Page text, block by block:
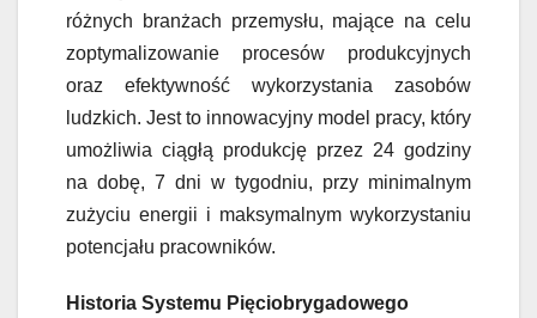
różnych branżach przemysłu, mające na celu
zoptymalizowanie procesów produkcyjnych
oraz efektywność wykorzystania zasobów
ludzkich. Jest to innowacyjny model pracy, który
umożliwia ciągłą produkcję przez 24 godziny
na dobę, 7 dni w tygodniu, przy minimalnym
zużyciu energii i maksymalnym wykorzystaniu
potencjału pracowników.
Historia Systemu Pięciobrygadowego